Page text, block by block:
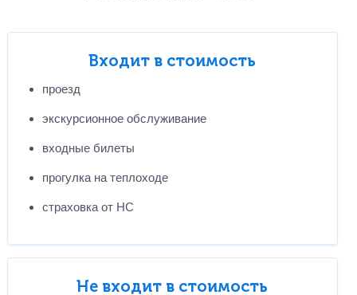
Входит в стоимость
проезд
экскурсионное обслуживание
входные билеты
прогулка на теплоходе
страховка от НС
Не входит в стоимость